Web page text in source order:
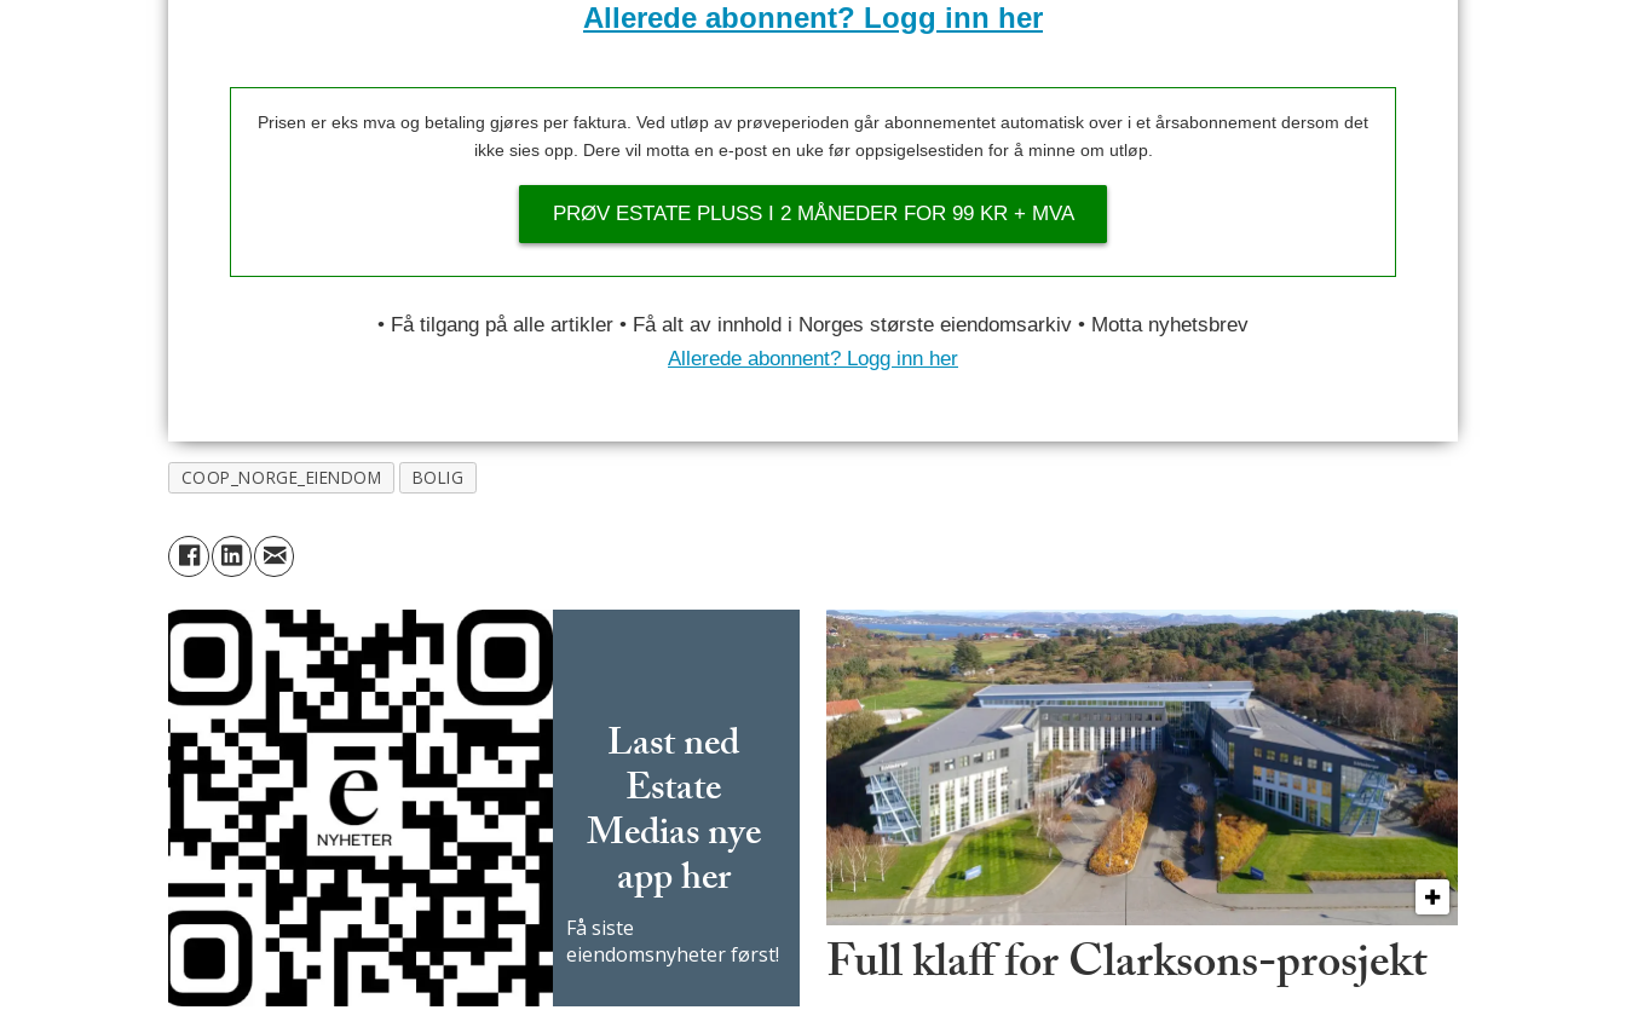
Allerede abonnent? Logg inn her
Prisen er eks mva og betaling gjøres per faktura. Ved utløp av prøveperioden går abonnementet automatisk over i et årsabonnement dersom det
ikke sies opp. Dere vil motta en e-post en uke før oppsigelsestiden for å minne om utløp.
PRØV ESTATE PLUSS I 2 MÅNEDER FOR 99 KR + MVA
• Få tilgang på alle artikler • Få alt av innhold i Norges største eiendomsarkiv • Motta nyhetsbrev
Allerede abonnent? Logg inn her
COOP_NORGE_EIENDOM BOLIG
Last ned
Estate
Medias nye
app her
Få siste
eiendomsnyheter først!
Full klaff for Clarksons-prosjekt